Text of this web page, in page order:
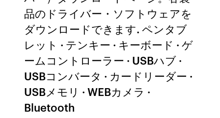
品のドライバー・ソフトウェアを
ダウンロードできます. ペンタブ
レット · テンキー · キーボード · ゲ
ームコントローラー · USBハブ ·
USBコンバータ · カードリーダー ·
USBメモリ · WEBカメラ ·
Bluetooth